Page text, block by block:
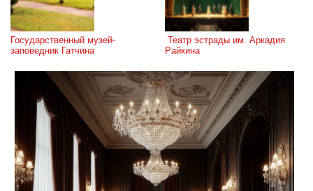
Государственный музей-
заповедник Гатчина
Райкина